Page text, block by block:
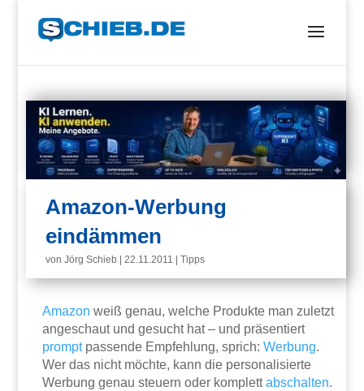
Amazon-Werbung
eindämmen
vonJörg Schieb |22.11.2011 |Tipps
Amazon weiß genau, welche Produkte man zuletzt
angeschaut und gesucht hat – und präsentiert
promptpassende Empfehlung, sprich:Werbung.
Wer das nicht möchte, kann die personalisierte
Werbung genau steuern oder komplettabschalten.